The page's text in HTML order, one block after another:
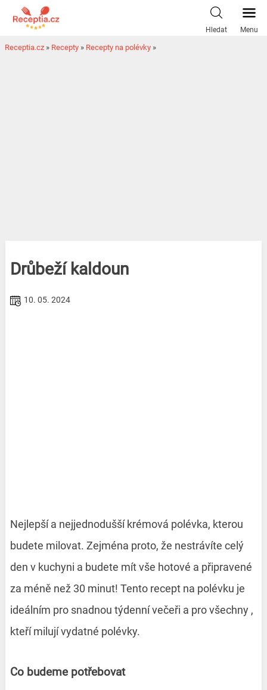
Hledat Menu
Receptia.cz » Recepty » Recepty na polévky »
Drůbeží kaldoun
10. 05. 2024
Nejlepší a nejjednodušší krémová polévka, kterou
budete milovat. Zejména proto, že nestrávíte celý
den v kuchyni a budete mít vše hotové a připravené
za méně než 30 minut! Tento recept na polévku je
ideálním pro snadnou týdenní večeři a pro všechny ,
kteří milují vydatné polévky.
Co budeme potřebovat